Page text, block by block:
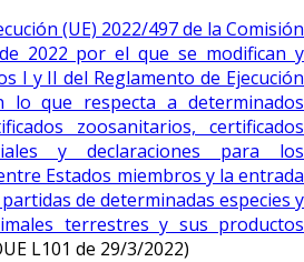
(UE) 2022/497 de la Comisión
2022 por el que se modifican y
I y II del Reglamento de Ejecución
lo que respecta a determinados
zoosanitarios, certificados
y declaraciones para los
Estados miembros y la entrada
de determinadas especies y
terrestres y sus productos
L101 de 29/3/2022)